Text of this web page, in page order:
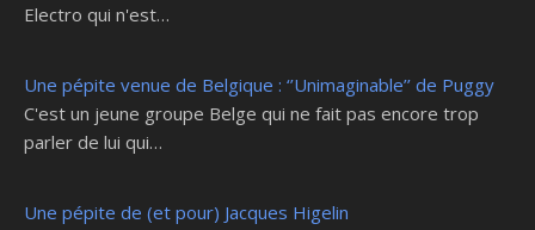
Electro qui n'est…
Une pépite venue de Belgique : ‘’Unimaginable’’ de Puggy
C'est un jeune groupe Belge qui ne fait pas encore trop
parler de lui qui…
Une pépite de (et pour) Jacques Higelin